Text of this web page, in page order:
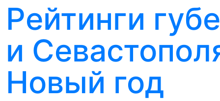
Рейтинги
и
Новый год